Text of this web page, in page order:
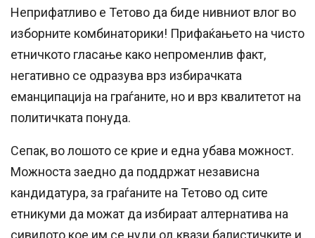
Неприфатливо е Тетово да биде нивниот влог во
изборните комбинаторики! Прифаќањето на чисто
етничкото гласање како непроменлив факт,
негативно се одразува врз избирачката
еманципација на граѓаните, но и врз квалитетот на
политичката понуда.
Сепак, во лошото се крие и една убава можност.
Можноста заедно да поддржат независна
кандидатура, за граѓаните на Тетово од сите
етникуми да можат да избираат алтернатива на